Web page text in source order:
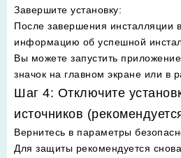
Завершите установку:
После завершения инсталляции
информацию об успешной
Вы можете запустить
значок на главном экране или в
Шаг 4: Отключите
источников
Вернитесь в параметры
Для защиты рекомендуется